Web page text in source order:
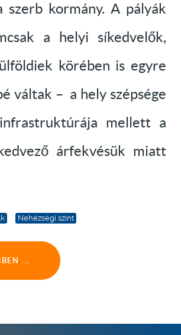
szerb kormány. A pályák
a helyi síkedvelők,
körében is egyre
váltak – a hely szépsége
mellett a
árfekvésük miatt
Nehézségi szint
...